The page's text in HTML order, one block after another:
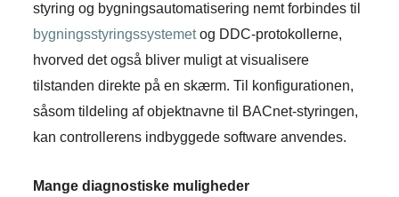
styring og bygningsautomatisering nemt forbindes til
bygningsstyringssystemetog DDC-protokollerne,
hvorved det også bliver muligt at visualisere
tilstanden direkte på en skærm. Til konfigurationen,
såsom tildeling af objektnavne til BACnet-styringen,
kan controllerens indbyggede software anvendes.
Mange diagnostiske muligheder